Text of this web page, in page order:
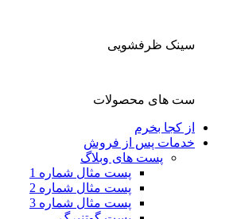
سینک ظرفشویی
ست های محصولات
از کجا بخرم
خدمات پس از فروش
پست های وبلاگ
پست مثال شماره 1
پست مثال شماره 2
پست مثال شماره 3